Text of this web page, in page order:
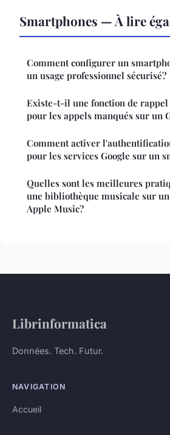
Smartphones — À lire
Comment configurer un
un usage professionnel sécurisé?
Existe-t-il une fonction de rappel
pour les appels manqués sur un
Comment activer
pour les services Google sur un
Quelles sont les meilleures
une bibliothèque musicale sur
Apple Music?
Librinformatica
Données. Tech. Futur.
NAVIGATION
Accueil